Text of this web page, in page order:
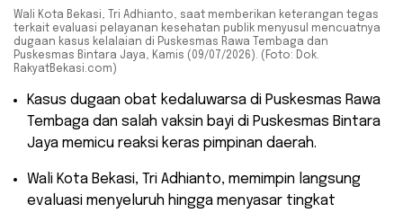
Wali Kota Bekasi, Tri Adhianto, saat memberikan keterangan tegas
terkait evaluasi pelayanan kesehatan publik menyusul mencuatnya
dugaan kasus kelalaian di Puskesmas Rawa Tembaga dan
Puskesmas Bintara Jaya, Kamis (09/07/2026). (Foto: Dok.
RakyatBekasi.com)
​Kasus dugaan obat kedaluwarsa di Puskesmas Rawa
Tembaga dan salah vaksin bayi di Puskesmas Bintara
Jaya memicu reaksi keras pimpinan daerah.
​Wali Kota Bekasi, Tri Adhianto, memimpin langsung
evaluasi menyeluruh hingga menyasar tingkat